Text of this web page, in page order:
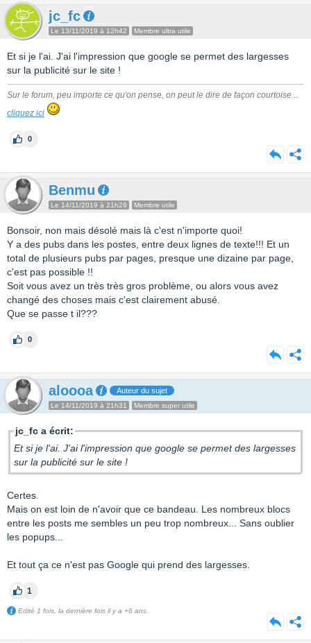
jc_fc
Le 13/11/2019 à 12h42 Membre ultra utile
Et si je l'ai. J'ai l'impression que google se permet des largesses
sur la publicité sur le site !
Sur le forum, peu importe ce qu'on pense, on peut le dire de façon courtoise...
cliquez ici
0
Benmu
Le 14/11/2019 à 21h26 Membre utile
Bonsoir, non mais désolé mais là c'est n'importe quoi!
Y a des pubs dans les postes, entre deux lignes de texte!!! Et un
total de plusieurs pubs par pages, presque une dizaine par page,
c'est pas possible !!
Soit vous avez un très très gros problème, ou alors vous avez
changé des choses mais c'est clairement abusé.
Que se passe t il???
0
aloooa Auteur du sujet
Le 14/11/2019 à 21h31 Membre super utile
jc_fc a écrit:
Et si je l'ai. J'ai l'impression que google se permet des largesses
sur la publicité sur le site !
Certes.
Mais on est loin de n'avoir que ce bandeau. Les nombreux blocs
entre les posts me sembles un peu trop nombreux... Sans oublier
les popups...
Et tout ça ce n'est pas Google qui prend des largesses.
1
Edité 1 fois, la dernière fois il y a +6 ans.